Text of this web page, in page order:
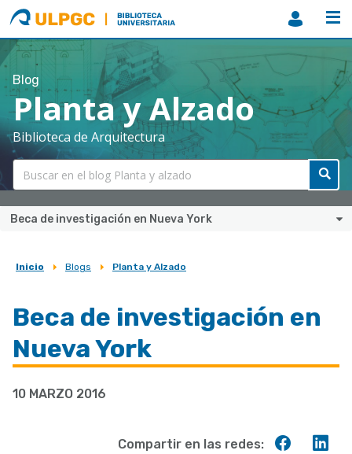
ULPGC
Biblioteca
ULPGC
Blog
Planta y Alzado
Biblioteca de Arquitectura
Beca de investigación en Nueva York
Sobrescribir
de
ayuda
la
Inicio Blogs Planta y Alzado
Beca de investigación en
Nueva York
10 MARZO 2016
Compartir en las redes: